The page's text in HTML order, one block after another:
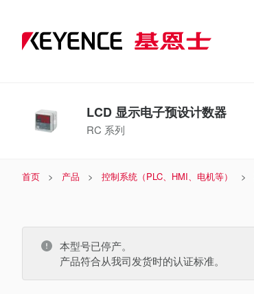
LCD 显示电子预设计数器
RC 系列
首页 产品 控制系统（PLC、HMI、电机等）
本型号已停产。
产品符合从我司发货时的认证标准。